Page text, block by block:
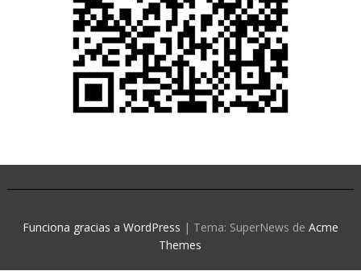
Funciona gracias a WordPress | Tema: SuperNews de Acme
Themes